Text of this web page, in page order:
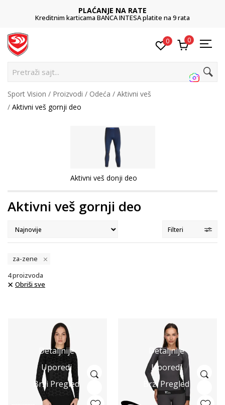
PLAĆANJE NA RATE
Kreditnim karticama BANCA INTESA platite na 9 rata
0 0
Pretraži sajt...
Sport Vision Proizvodi Odeća
Aktivni veš
Aktivni veš gornji deo
Aktivni veš donji deo
Aktivni veš gornji deo
Filteri
za-zene
4proizvoda
Obriši sve
Detaljnije
Uporedi
Brzi Pregled
Detaljnije
Uporedi
Brzi Pregled